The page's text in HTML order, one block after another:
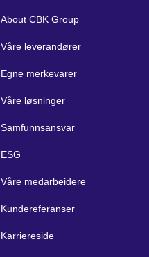
About CBK Group
Våre leverandører
Egne merkevarer
Våre løsninger
Samfunnsansvar
ESG
Våre medarbeidere
Kundereferanser
Karriereside